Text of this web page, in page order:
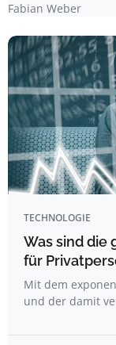
Fabian Weber
TECHNOLOGIE
Was sind die
für
Mit dem
und der damit